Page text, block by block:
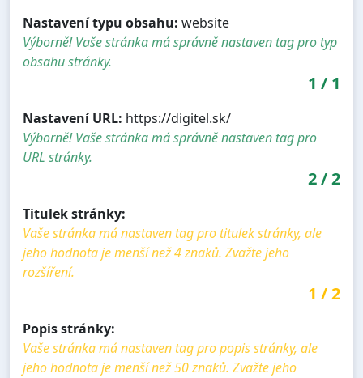
Nastavení typu obsahu: website
Výborně! Vaše stránka má správně nastaven tag pro typ
obsahu stránky.
1 / 1
Nastavení URL: https://digitel.sk/
Výborně! Vaše stránka má správně nastaven tag pro
URL stránky.
2/2
Titulek stránky:
Vaše stránka má nastaven tag pro titulek stránky, ale
jeho hodnota je menší než 4 znaků. Zvažte jeho
rozšíření.
1 /2
Popis stránky:
Vaše stránka má nastaven tag pro popis stránky, ale
jeho hodnota je menší než 50 znaků. Zvažte jeho